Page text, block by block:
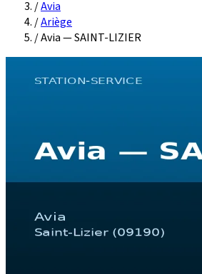
/Avia
/Ariège
/Avia — SAINT-LIZIER